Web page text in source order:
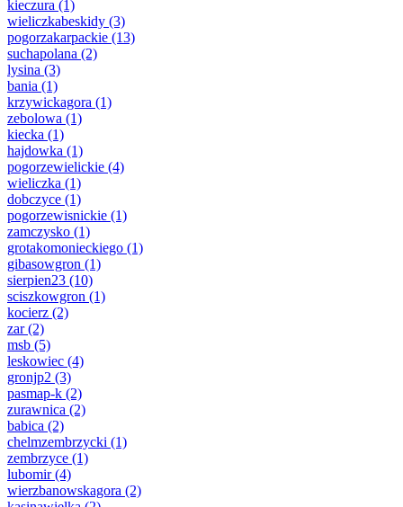
kieczura (1)
wieliczkabeskidy (3)
pogorzakarpackie (13)
suchapolana (2)
lysina (3)
bania (1)
krzywickagora (1)
zebolowa (1)
kiecka (1)
hajdowka (1)
pogorzewielickie (4)
wieliczka (1)
dobczyce (1)
pogorzewisnickie (1)
zamczysko (1)
grotakomonieckiego (1)
gibasowgron (1)
sierpien23 (10)
sciszkowgron (1)
kocierz (2)
zar(2)
msb (5)
leskowiec (4)
gronjp2 (3)
pasmap-k (2)
zurawnica (2)
babica (2)
chelmzembrzycki (1)
zembrzyce (1)
lubomir(4)
wierzbanowskagora (2)